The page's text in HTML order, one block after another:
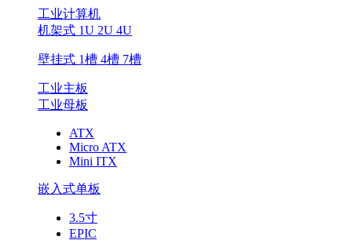
工业计算机
机架式 1U 2U 4U
壁挂式 1槽 4槽 7槽
工业主板
工业母板
ATX
Micro ATX
Mini ITX
嵌入式单板
3.5寸
EPIC